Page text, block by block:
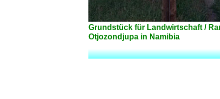
Grundstück für Landwirtschaft /
Otjozondjupa in Namibia